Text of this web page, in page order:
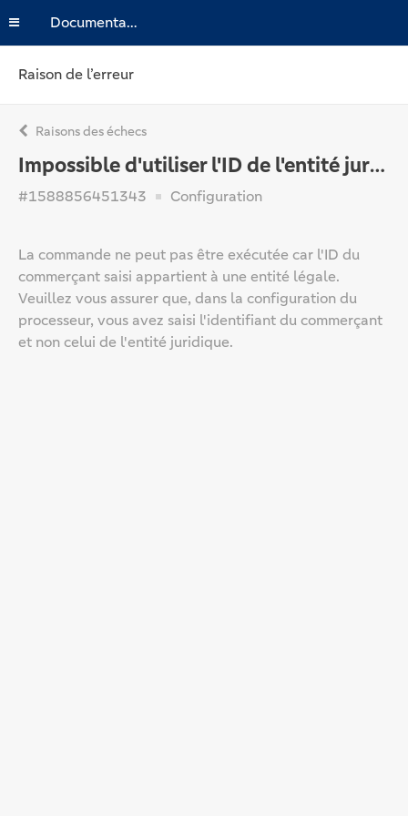
Documentation
Raison de l’erreur
Raisons des échecs
Impossible d'utiliser l'ID de l'entité juridique pour les commandes
#1588856451343 Configuration
La commande ne peut pas être exécutée car l'ID du
commerçant saisi appartient à une entité légale.
Veuillez vous assurer que, dans la configuration du
processeur, vous avez saisi l'identifiant du commerçant
et non celui de l'entité juridique.